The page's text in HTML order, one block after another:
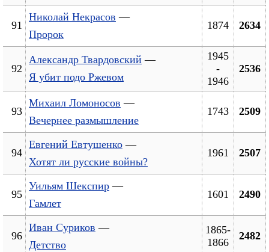
91
Николай Некрасов —
Пророк
1874 2634
92
Александр Твардовский —
Я убит подо Ржевом
1945
-
1946
2536
93
Михаил Ломоносов —
Вечернее размышление
1743 2509
94
Евгений Евтушенко —
Хотят ли русские войны?
1961 2507
95
Уильям Шекспир —
Гамлет
1601 2490
96
Иван Суриков —
Детство
1865-
1866
2482